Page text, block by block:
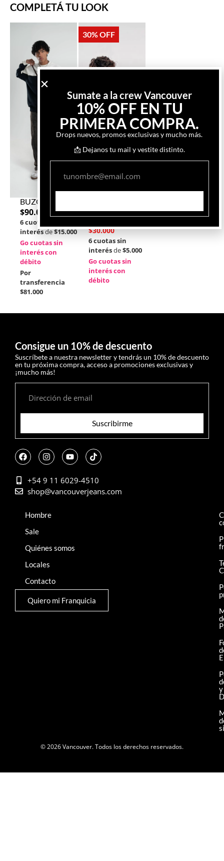
COMPLETÁ TU LOOK
BUZO TAPS
$90.000
6 cuotas sin
interésde$15.000
Go cuotas sin
interés con
débito
Por
transferencia
$81.000
30% OFF
OSSA
$60.000
$30.000
6 cuotas sin
interésde$5.000
Go cuotas sin
interés con
débito
Consigue un 10% de descuento
Suscríbete a nuestra newsletter y tendrás un 10% de descuento
en tu próxima compra, acceso a promociones exclusivas y
¡mucho más!
Suscribirme
+54 9 11 6029-4510
shop@vancouverjeans.com
Hombre
Sale
Quiénes somos
Locales
Contacto
Quiero mi Franquicia
y
© 2026 Vancouver. Todos los derechos reservados.
Sumate a la crew Vancouver
10% OFF EN TU
PRIMERA COMPRA.
Drops nuevos, promos exclusivas y mucho más.
📩 Dejanos tu mail y vestite distinto.